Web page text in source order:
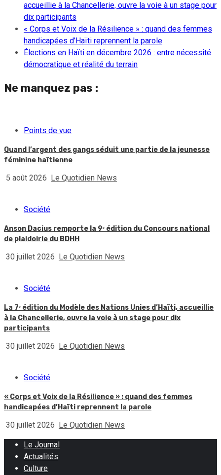
accueillie à la Chancellerie, ouvre la voie à un stage pour
dix participants
« Corps et Voix de la Résilience » : quand des femmes
handicapées d’Haïti reprennent la parole
Élections en Haïti en décembre 2026 : entre nécessité
démocratique et réalité du terrain
Ne manquez pas :
Points de vue
Quand l’argent des gangs séduit une partie de la jeunesse
féminine haïtienne
5 août 2026 Le Quotidien News
Société
Anson Dacius remporte la 9ᵉ édition du Concours national
de plaidoirie du BDHH
30 juillet 2026 Le Quotidien News
Société
La 7ᵉ édition du Modèle des Nations Unies d’Haïti, accueillie
à la Chancellerie, ouvre la voie à un stage pour dix
participants
30 juillet 2026 Le Quotidien News
Société
« Corps et Voix de la Résilience » : quand des femmes
handicapées d’Haïti reprennent la parole
30 juillet 2026 Le Quotidien News
Le Journal
Actualités
Culture